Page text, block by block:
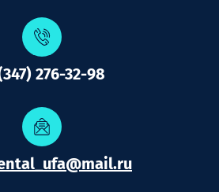
276-32-98